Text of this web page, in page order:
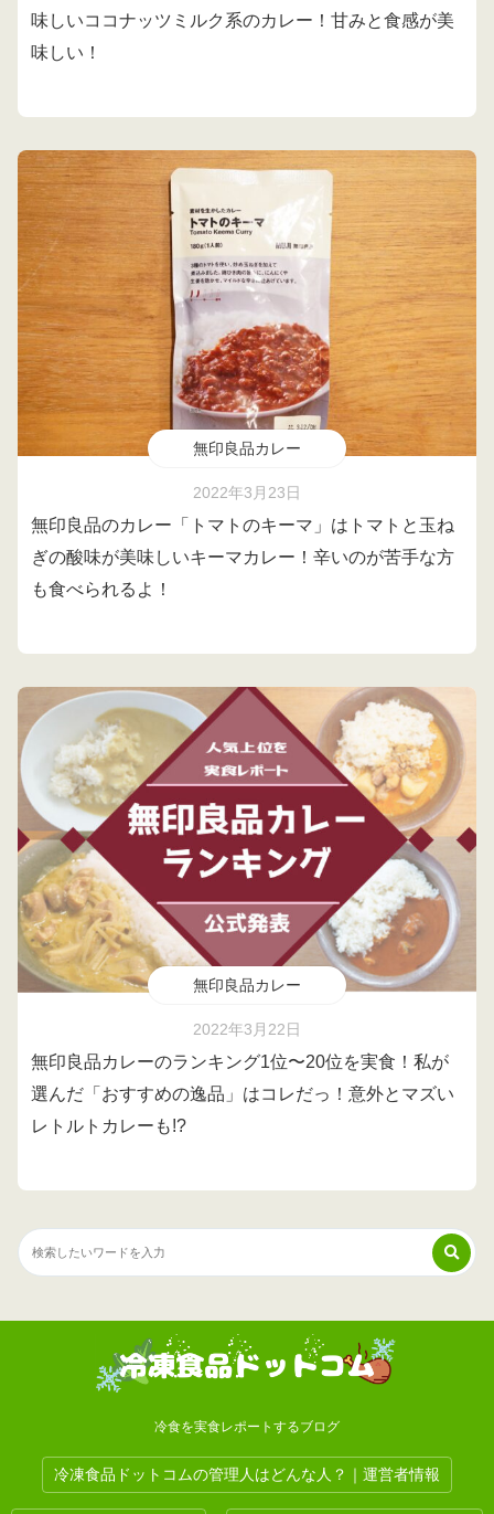
味しいココナッツミルク系のカレー！甘みと食感が美
味しい！
無印良品カレー
2022年3月23日
無印良品のカレー「トマトのキーマ」はトマトと玉ね
ぎの酸味が美味しいキーマカレー！辛いのが苦手な方
も食べられるよ！
無印良品カレー
2022年3月22日
無印良品カレーのランキング1位〜20位を実食！私が
選んだ「おすすめの逸品」はコレだっ！意外とマズい
レトルトカレーも!?
冷食を実食レポートするブログ
冷凍食品ドットコムの管理人はどんな人？｜運営者情報